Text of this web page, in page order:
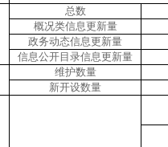
总数
概况类信息更新量
政务动态信息更新量
信息公开目录信息更新量
维护数量
新开设数量